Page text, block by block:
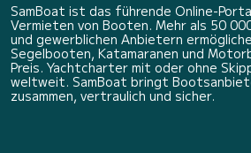
SamBoat ist das führende Online-
Vermieten von Booten. Mehr als 50
und gewerblichen Anbietern
Segelbooten, Katamaranen und
Preis. Yachtcharter mit oder ohne
weltweit. SamBoat bringt
zusammen, vertraulich und sicher.